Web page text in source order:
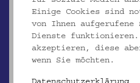
ÖMV/38.486
Stickmuster
Einige Cookies sind
von Ihnen aufgerufene
Dienste funktionieren.
akzeptieren, diese
wenn Sie möchten.
Datenschutzerklärung